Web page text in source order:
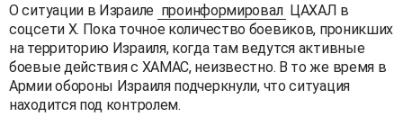
О ситуации в Израиле проинформировал ЦАХАЛ в
соцсети X. Пока точное количество боевиков, проникших
на территорию Израиля, когда там ведутся активные
боевые действия с ХАМАС, неизвестно. В то же время в
Армии обороны Израиля подчеркнули, что ситуация
находится под контролем.